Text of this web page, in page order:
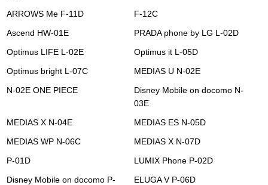
ARROWS Me F-11D
F-12C
Ascend HW-01E
PRADA phone by LG L-02D
Optimus LIFE L-02E
Optimus it L-05D
Optimus bright L-07C
MEDIAS U N-02E
N-02E ONE PIECE
Disney Mobile on docomo N-
03E
MEDIAS X N-04E
MEDIAS ES N-05D
MEDIAS WP N-06C
MEDIAS X N-07D
P-01D
LUMIX Phone P-02D
Disney Mobile on docomo P-
ELUGA V P-06D